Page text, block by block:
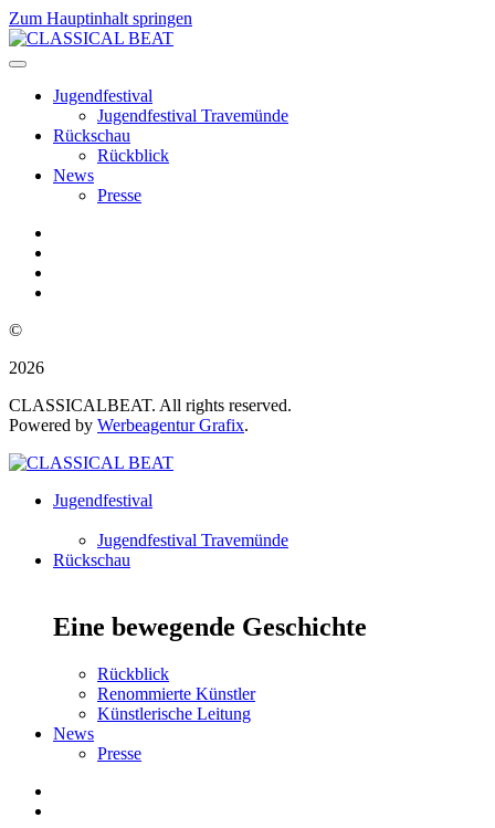
Zum Hauptinhalt springen
Jugendfestival
Jugendfestival Travemünde
Rückschau
Rückblick
News
Presse
©
2026
CLASSICALBEAT. All rights reserved.
Powered by Werbeagentur Grafix.
Jugendfestival
Jugendfestival Travemünde
Rückschau
Eine bewegende Geschichte
Rückblick
Renommierte Künstler
Künstlerische Leitung
News
Presse